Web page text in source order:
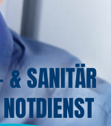
& SANITÄR